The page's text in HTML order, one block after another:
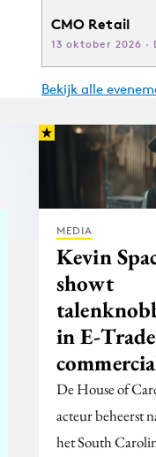
CMO Retail
13 oktober 2026 ·
Bekijk alle
MEDIA
Kevin
showt
in E-Trade
De House of
acteur beheerst
het South